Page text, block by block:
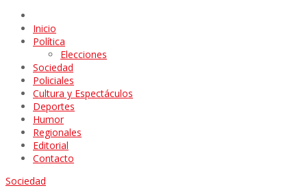
Inicio
Política
Elecciones
Sociedad
Policiales
Cultura y Espectáculos
Deportes
Humor
Regionales
Editorial
Contacto
Sociedad